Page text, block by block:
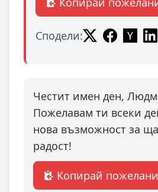
Сподели:
Честит имен ден,
Пожелавам ти всеки
нова възможност за
радост!
Копирай